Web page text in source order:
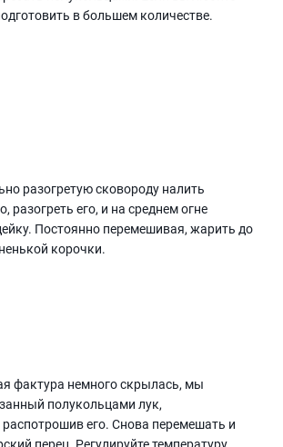
в большем количестве.
разогретую сковороду налить
разогреть его, и на среднем огне
Постоянно перемешивая, жарить до
корочки.
фактура немного скрылась, мы
полукольцами лук,
его. Снова перемешать и